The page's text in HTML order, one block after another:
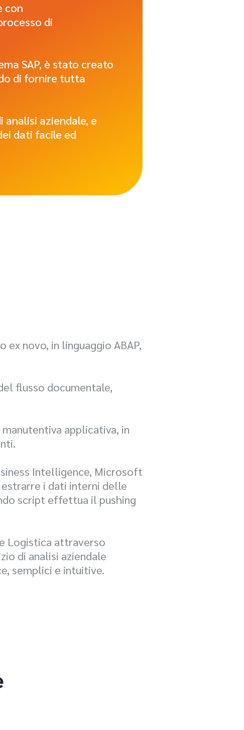
con
di
SAP, è stato creato
di fornire tutta
analisi aziendale, e
dati facile ed
novo, in linguaggio ABAP,
flusso documentale,
applicativa, in
Intelligence, Microsoft
i dati interni delle
script effettua il pushing
Logistica attraverso
di analisi aziendale
semplici e intuitive.